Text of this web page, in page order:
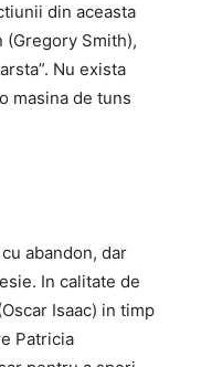
din aceasta
Smith),
Nu exista
masina de tuns
abandon, dar
In calitate de
Isaac) in timp
Patricia